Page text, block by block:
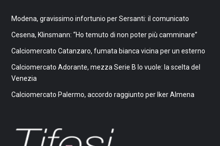
Modena, gravissimo infortunio per Sersanti: il comunicato
Cesena, Klinsmann: “Ho temuto di non poter più camminare”
Calciomercato Catanzaro, fumata bianca vicina per un esterno
Calciomercato Adorante, mezza Serie B lo vuole: la scelta del
Venezia
Calciomercato Palermo, accordo raggiunto per Iker Almena